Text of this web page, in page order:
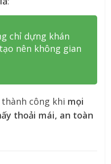
chỉ dựng khán
nên không gian
công khi mọi
thoải mái, an toàn